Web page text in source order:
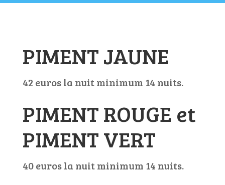
PIMENT JAUNE
42 euros la nuit minimum 14 nuits.
PIMENT ROUGE et
PIMENT VERT
40 euros la nuit minimum 14 nuits.